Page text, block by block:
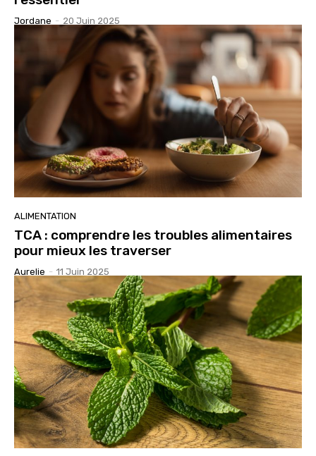
Jordane - 20 Juin 2025
ALIMENTATION
TCA : comprendre les troubles alimentaires
pour mieux les traverser
Aurelie - 11 Juin 2025